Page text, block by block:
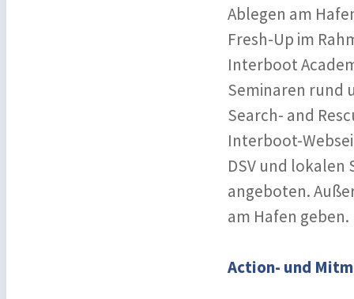
Ablegen am
Fresh-Up im
Interboot
Seminaren rund
Search- and
Interboot-
DSV und
angeboten.
am Hafen geben.
Action- und